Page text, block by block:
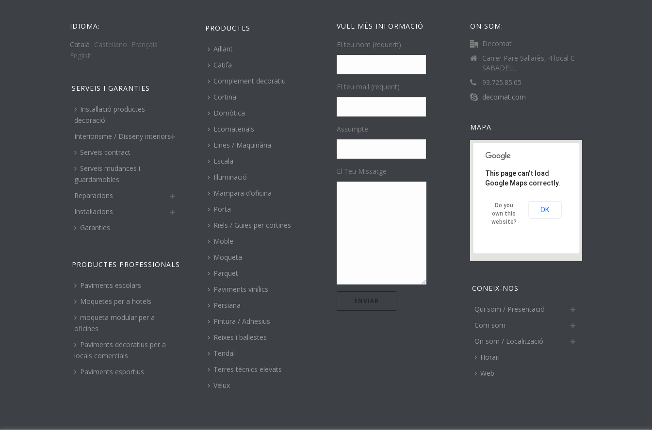
IDIOMA:
Català Castellano
Français
English
SERVEIS I GARANTIES
Instal·lació productes
decoració
Interiorisme / Disseny interiors
Serveis contract
Serveis mudances i
guardamobles
Reparacions
Instal·lacions
Garanties
PRODUCTES PROFESSIONALS
Paviments escolars
Moquetes per a hotels
moqueta modular per a
oficines
Paviments decoratius per a
locals comercials
Paviments esportius
PRODUCTES
Aïllant
Catifa
Complement decoratiu
Cortina
Domòtica
Ecomaterials
Eines / Maquinària
Escala
Il·luminació
Mampara d’oficina
Porta
Riels / Guies per cortines
Moble
Moqueta
Parquet
Paviments vinílics
Persiana
Pintura / Adhesius
Reixes i ballestes
Tendal
Terres tècnics elevats
Velux
VULL MÉS INFORMACIÓ
El teu nom (requerit)
El teu mail (requerit)
Assumpte
El Teu Missatge
ON SOM:
Decomat
Carrer Pare Sallarès, 4 local C
SABADELL
93.725.85.05
decomat.com
MAPA
This page can't load
Google Maps correctly.
Do you
own this
website?
OK
CONEIX-NOS
Qui som / Presentació
Com som
On som / Localització
Horari
Web